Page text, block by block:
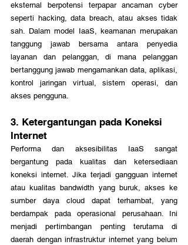
eksternal berpotensi terpapar ancaman cyber
seperti hacking, data breach, atau akses tidak
sah. Dalam model IaaS, keamanan merupakan
tanggung jawab bersama antara penyedia
layanan dan pelanggan, di mana pelanggan
bertanggung jawab mengamankan data, aplikasi,
kontrol jaringan virtual, sistem operasi, dan
akses pengguna.
3. Ketergantungan pada Koneksi
Internet
Performa dan aksesibilitas IaaS sangat
bergantung pada kualitas dan ketersediaan
koneksi internet. Jika terjadi gangguan internet
atau kualitas bandwidth yang buruk, akses ke
sumber daya cloud dapat terhambat, yang
berdampak pada operasional perusahaan. Ini
menjadi pertimbangan penting terutama di
daerah dengan infrastruktur internet yang belum